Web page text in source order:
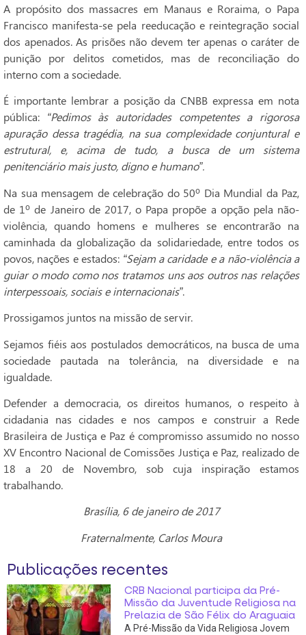
A propósito dos massacres em Manaus e Roraima, o Papa
Francisco manifesta-se pela reeducação e reintegração social
dos apenados. As prisões não devem ter apenas o caráter de
punição por delitos cometidos, mas de reconciliação do
interno com a sociedade.
É importante lembrar a posição da CNBB expressa em nota
pública: “Pedimos às autoridades competentes a rigorosa
apuração dessa tragédia, na sua complexidade conjuntural e
estrutural, e, acima de tudo, a busca de um sistema
penitenciário mais justo, digno e humano”.
Na sua mensagem de celebração do 50º Dia Mundial da Paz,
de 1º de Janeiro de 2017, o Papa propõe a opção pela não-
violência, quando homens e mulheres se encontrarão na
caminhada da globalização da solidariedade, entre todos os
povos, nações e estados: “Sejam a caridade e a não-violência a
guiar o modo como nos tratamos uns aos outros nas relações
interpessoais, sociais e internacionais”.
Prossigamos juntos na missão de servir.
Sejamos fiéis aos postulados democráticos, na busca de uma
sociedade pautada na tolerância, na diversidade e na
igualdade.
Defender a democracia, os direitos humanos, o respeito à
cidadania nas cidades e nos campos e construir a Rede
Brasileira de Justiça e Paz é compromisso assumido no nosso
XV Encontro Nacional de Comissões Justiça e Paz, realizado de
18 a 20 de Novembro, sob cuja inspiração estamos
trabalhando.
Brasília, 6 de janeiro de 2017
Fraternalmente, Carlos Moura
Publicações recentes
CRB Nacional participa da Pré-
Missão da Juventude Religiosa na
Prelazia de São Félix do Araguaia
A Pré-Missão da Vida Religiosa Jovem